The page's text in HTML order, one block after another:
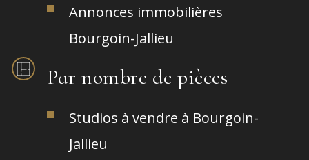
Annonces immobilières
Bourgoin-Jallieu
Par nombre de pièces
Studios à vendre à Bourgoin-
Jallieu